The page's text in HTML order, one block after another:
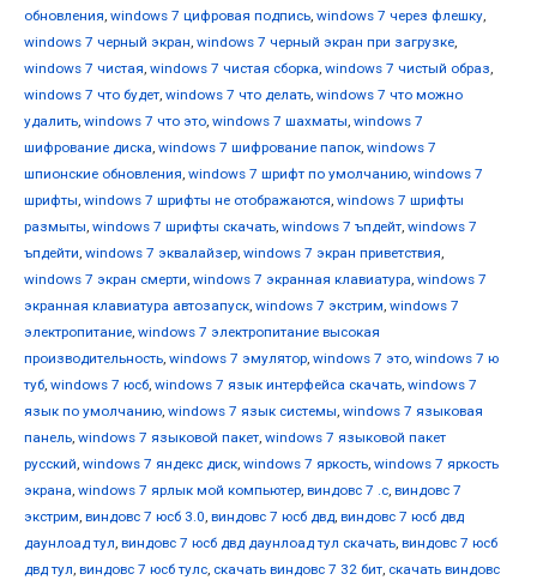
обновления, windows 7 цифровая подпись, windows 7 через флешку,
windows 7 черный экран, windows 7 черный экран при загрузке,
windows 7 чистая, windows 7 чистая сборка, windows 7 чистый образ,
windows 7 что будет, windows 7 что делать, windows 7 что можно
удалить, windows 7 что это, windows 7 шахматы, windows 7
шифрование диска, windows 7 шифрование папок, windows 7
шпионские обновления, windows 7 шрифт по умолчанию, windows 7
шрифты, windows 7 шрифты не отображаются, windows 7 шрифты
размыты, windows 7 шрифты скачать, windows 7 ъпдейт, windows 7
ъпдейти, windows 7 эквалайзер, windows 7 экран приветствия,
windows 7 экран смерти, windows 7 экранная клавиатура, windows 7
экранная клавиатура автозапуск, windows 7 экстрим, windows 7
электропитание, windows 7 электропитание высокая
производительность, windows 7 эмулятор, windows 7 это, windows 7 ю
туб, windows 7 юсб, windows 7 язык интерфейса скачать, windows 7
язык по умолчанию, windows 7 язык системы, windows 7 языковая
панель, windows 7 языковой пакет, windows 7 языковой пакет
русский, windows 7 яндекс диск, windows 7 яркость, windows 7 яркость
экрана, windows 7 ярлык мой компьютер, виндовс 7 .с, виндовс 7
экстрим, виндовс 7 юсб 3.0, виндовс 7 юсб двд, виндовс 7 юсб двд
даунлоад тул, виндовс 7 юсб двд даунлоад тул скачать, виндовс 7 юсб
двд тул, виндовс 7 юсб тулс, скачать виндовс 7 32 бит, скачать виндовс